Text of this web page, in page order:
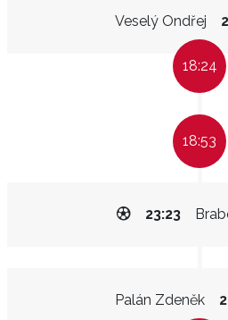
Veselý Ondřej
18:24
18:53
23:23
Palán Zdeněk